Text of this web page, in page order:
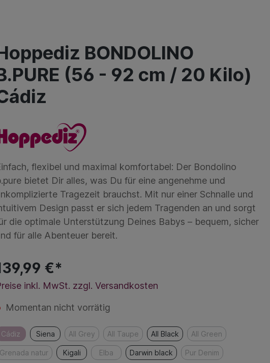
BONDOLINO
(56 - 92 cm / 20 Kilo)
flexibel und maximal komfortabel: Der Bondolino
bietet Dir alles, was Du für eine angenehme und
Tragezeit brauchst. Mit nur einer Schnalle und
Design passt er sich jedem Tragenden an und sorgt
die optimale Unterstützung Deines Babys – bequem, sicher
für alle Abenteuer bereit.
€*
inkl. MwSt. zzgl. Versandkosten
Momentan nicht vorrätig
Cádiz Siena All Grey All Taupe All Black All Green
Grenada natur Kigali Elba Darwin black Pur Denim